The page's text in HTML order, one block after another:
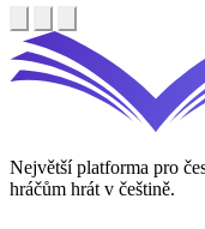
Největší platforma pro
hráčům hrát v češtině.